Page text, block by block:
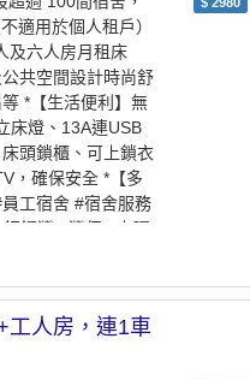
適用於個人租戶）
及六人房月租床
共空間設計時尚舒
*【生活便利】無
床燈、13A連USB
頭鎖櫃、可上鎖衣
，確保安全 *【多
工宿舍 #宿舍服務
鑼灣 #灣仔 #上環
工人房，連1車